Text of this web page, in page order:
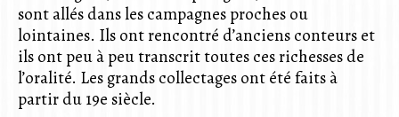
sont allés dans les campagnes proches ou
lointaines. Ils ont rencontré d’anciens conteurs et
ils ont peu à peu transcrit toutes ces richesses de
l’oralité. Les grands collectages ont été faits à
partir du 19e siècle.